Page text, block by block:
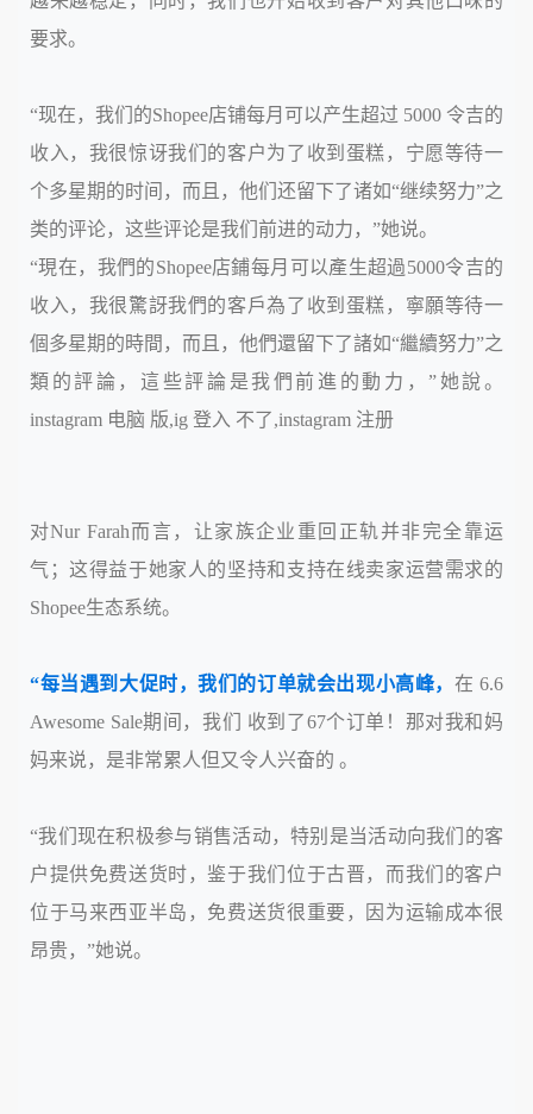
要求。
“现在，我们的Shopee店铺每月可以产生超过 5000 令吉的
收入，我很惊讶我们的客户为了收到蛋糕，宁愿等待一
个多星期的时间，而且，他们还留下了诸如“继续努力”之
类的评论，这些评论是我们前进的动力，”她说。
“現在，我們的Shopee店鋪每月可以產生超過5000令吉的
收入，我很驚訝我們的客戶為了收到蛋糕，寧願等待一
個多星期的時間，而且，他們還留下了諸如“繼續努力”之
類的評論，這些評論是我們前進的動力，”她說。
instagram 电脑 版,ig 登入 不了,instagram 注册
对Nur Farah而言，让家族企业重回正轨并非完全靠运
气；这得益于她家人的坚持和支持在线卖家运营需求的
Shopee生态系统。
“每当遇到大促时，我们的订单就会出现小高峰， 在 6.6
Awesome Sale期间，我们 收到了67个订单！那对我和妈
妈来说，是非常累人但又令人兴奋的 。
“我们现在积极参与销售活动，特别是当活动向我们的客
户提供免费送货时，鉴于我们位于古晋，而我们的客户
位于马来西亚半岛，免费送货很重要，因为运输成本很
昂贵，”她说。